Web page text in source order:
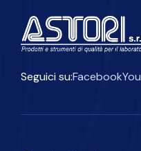
Seguici su:Facebook